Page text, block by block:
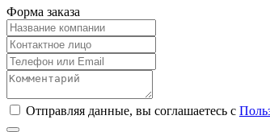
Форма заказа
Отправляя данные, вы соглашаетесь с